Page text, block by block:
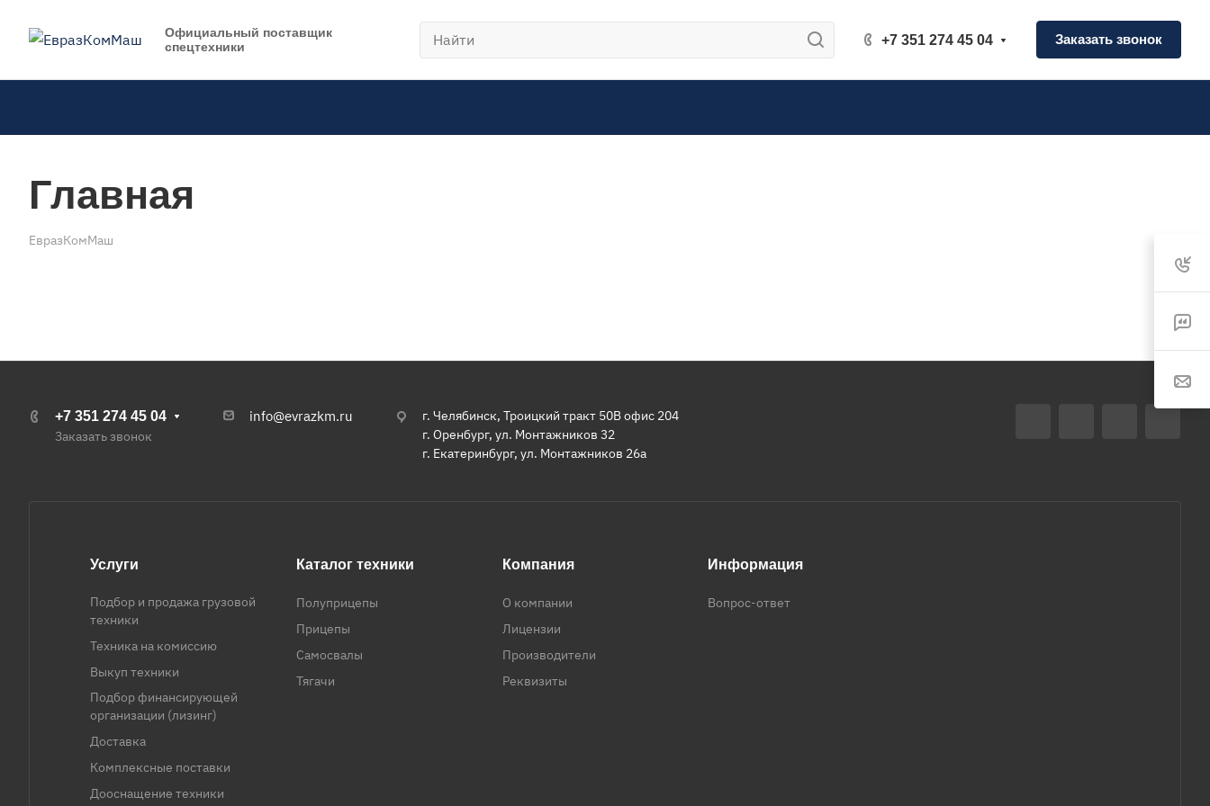
Официальный поставщик
спецтехники
+7 351 274 45 04 Заказать звонок
Главная
ЕвразКомМаш
+7 351 274 45 04
Заказать звонок
info@evrazkm.ru
г. Челябинск, Троицкий тракт 50В офис 204
г. Оренбург, ул. Монтажников 32
г. Екатеринбург, ул. Монтажников 26а
Услуги
Подбор и продажа грузовой
техники
Техника на комиссию
Выкуп техники
Подбор финансирующей
организации (лизинг)
Доставка
Комплексные поставки
Дооснащение техники
Каталог техники
Полуприцепы
Прицепы
Самосвалы
Тягачи
Компания
О компании
Лицензии
Производители
Реквизиты
Информация
Вопрос-ответ